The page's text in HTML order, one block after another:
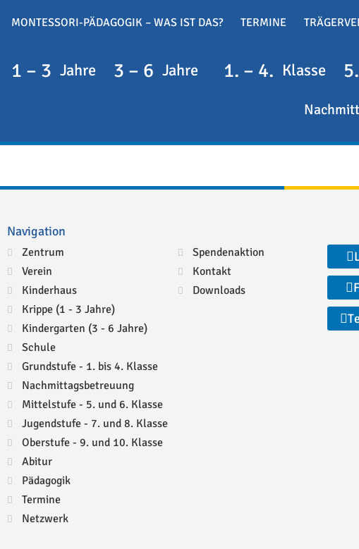
MONTESSORI-PÄDAGOGIK – WAS IST DAS? TERMINE
1 – 3 Jahre 3 – 6 Jahre 1. – 4. Klasse
Navigation
Zentrum
Verein
Kinderhaus
Krippe (1 - 3 Jahre)
Kindergarten (3 - 6 Jahre)
Schule
Grundstufe - 1. bis 4. Klasse
Nachmittagsbetreuung
Mittelstufe - 5. und 6. Klasse
Jugendstufe - 7. und 8. Klasse
Oberstufe - 9. und 10. Klasse
Abitur
Pädagogik
Termine
Netzwerk
Spendenaktion
Kontakt
Downloads